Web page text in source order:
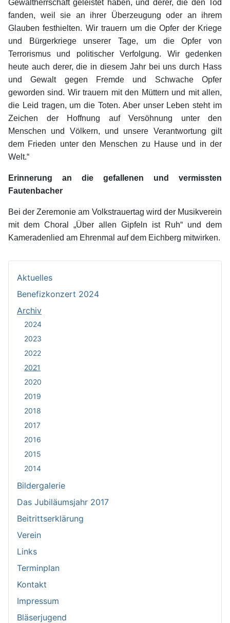
Aktuelles
Benefizkonzert 2024
Archiv
2024
2023
2022
2021
2020
2019
2018
2017
2016
2015
2014
Bildergalerie
Das Jubiläumsjahr 2017
Beitrittserklärung
Verein
Links
Terminplan
Kontakt
Impressum
Bläserjugend
Gewaltherrschaft geleistet haben, und derer, die den Tod
fanden, weil sie an ihrer Überzeugung oder an ihrem
Glauben festhielten. Wir trauern um die Opfer der Kriege
und Bürgerkriege unserer Tage, um die Opfer von
Terrorismus und politischer Verfolgung. Wir gedenken
heute auch derer, die in diesem Jahr bei uns durch Hass
und Gewalt gegen Fremde und Schwache Opfer
geworden sind. Wir trauern mit den Müttern und mit allen,
die Leid tragen, um die Toten. Aber unser Leben steht im
Zeichen der Hoffnung auf Versöhnung unter den
Menschen und Völkern, und unsere Verantwortung gilt
dem Frieden unter den Menschen zu Hause und in der
Welt.“
Erinnerung an die gefallenen und vermissten
Fautenbacher
Bei der Zeremonie am Volkstrauertag wird der Musikverein
mit dem Choral „Über allen Gipfeln ist Ruh“ und dem
Kameradenlied am Ehrenmal auf dem Eichberg mitwirken.